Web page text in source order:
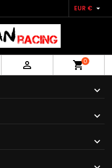
EUR € 
 shopping_cart0